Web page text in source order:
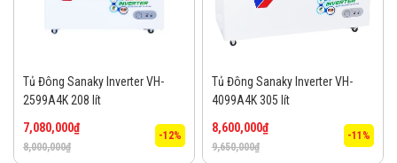
Tủ Đông Sanaky Inverter VH-
2599A4K 208 lít
8,000,000₫
7,080,000₫
-12%
Tủ Đông Sanaky Inverter VH-
4099A4K 305 lít
9,650,000₫
8,600,000₫
-11%